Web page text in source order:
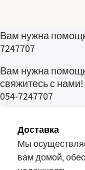
Опции
можно
на
странице
товара.
Вам нужна
7247707
Вам нужна
свяжитесь с нами!
054-7247707
Доставка
Мы
вам домой,